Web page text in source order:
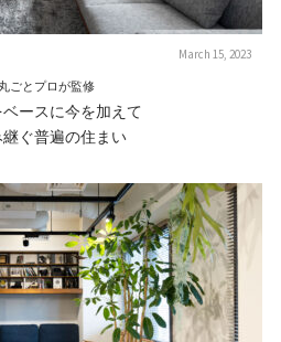
March 15, 2023
ごとプロが監修
ベースに今を加えて
ぐ普遍の住まい